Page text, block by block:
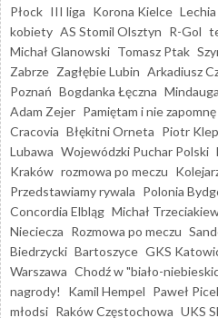
Płock III liga Korona Kielce
kobiety AS Stomil Olsztyn R-Gol
Michał Glanowski Tomasz Ptak
Zabrze Zagłębie Lubin Arkadiusz
Poznań Bogdanka Łęczna
Adam Zejer Pamiętam i nie zapomnę
Cracovia Błękitni Orneta Piotr
Lubawa Wojewódzki Puchar Polski
Kraków rozmowa po meczu
Przedstawiamy rywala Polonia
Concordia Elbląg Michał
Nieciecza Rozmowa po meczu
Biedrzycki Bartoszyce GKS
Warszawa Chodź w "biało-
nagrody!
Kamil Hempel Paweł
młodsi Raków Częstochowa UKS